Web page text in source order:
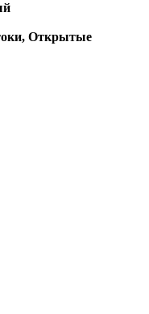
Открытые